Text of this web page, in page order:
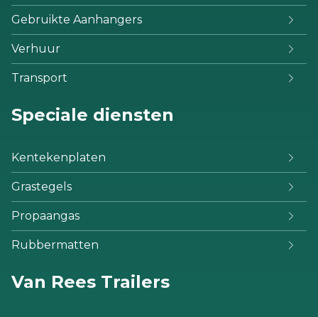
Gebruikte Aanhangers
Verhuur
Transport
Speciale diensten
Kentekenplaten
Grastegels
Propaangas
Rubbermatten
Van Rees Trailers